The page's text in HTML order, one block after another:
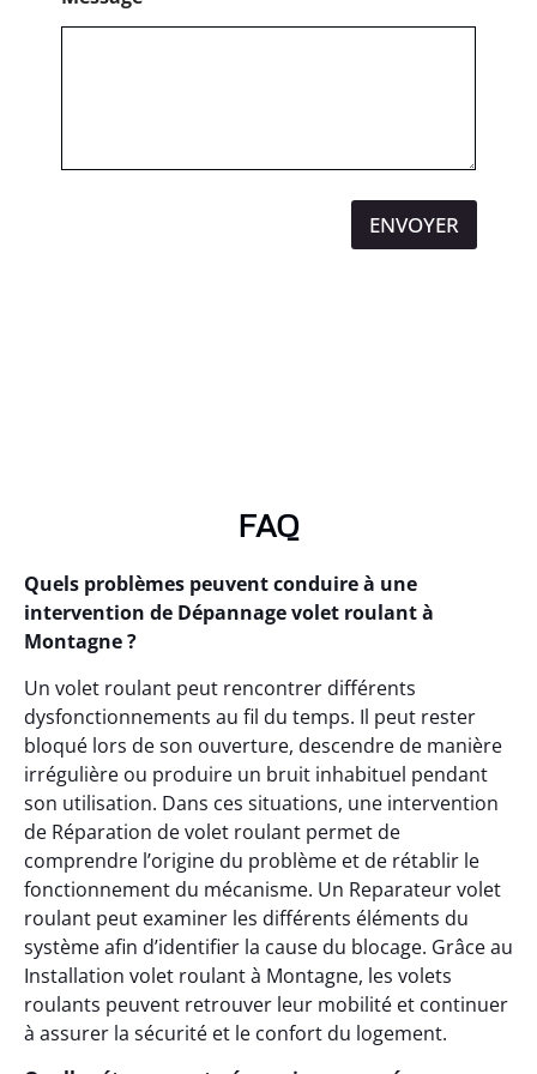
ENVOYER
FAQ
Quels problèmes peuvent conduire à une
intervention de Dépannage volet roulant à
Montagne ?
Un volet roulant peut rencontrer différents
dysfonctionnements au fil du temps. Il peut rester
bloqué lors de son ouverture, descendre de manière
irrégulière ou produire un bruit inhabituel pendant
son utilisation. Dans ces situations, une intervention
de Réparation de volet roulant permet de
comprendre l’origine du problème et de rétablir le
fonctionnement du mécanisme. Un Reparateur volet
roulant peut examiner les différents éléments du
système afin d’identifier la cause du blocage. Grâce au
Installation volet roulant à Montagne, les volets
roulants peuvent retrouver leur mobilité et continuer
à assurer la sécurité et le confort du logement.